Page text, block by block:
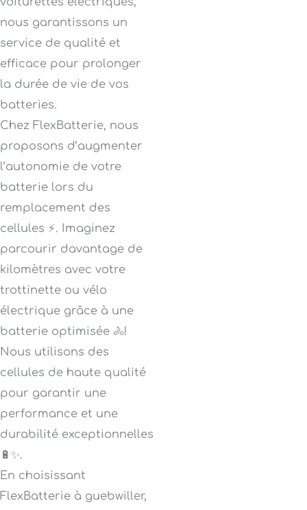
nous garantissons un
service de qualité et
efficace pour prolonger
la durée de vie de vos
batteries.
Chez FlexBatterie, nous
proposons d’augmenter
l’autonomie de votre
batterie lors du
remplacement des
cellules ⚡. Imaginez
parcourir davantage de
kilomètres avec votre
trottinette ou vélo
électrique grâce à une
batterie optimisée 🚴!
Nous utilisons des
cellules de haute qualité
pour garantir une
performance et une
durabilité exceptionnelles
🔋✨.
En choisissant
FlexBatterie à guebwiller,